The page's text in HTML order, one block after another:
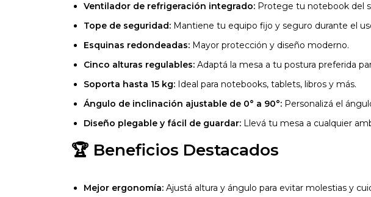
Ventilador de refrigeración integrado: Protege tu notebook del
Tope de seguridad: Mantiene tu equipo fijo y seguro durante el
Esquinas redondeadas: Mayor protección y diseño moderno.
Cinco alturas regulables: Adaptá la mesa a tu postura preferida
Soporta hasta 15 kg: Ideal para notebooks, tablets, libros y más.
Ángulo de inclinación ajustable de 0° a 90°: Personalizá el
Diseño plegable y fácil de guardar: Llevá tu mesa a cualquier
🏆 Beneficios Destacados
Mejor ergonomía: Ajustá altura y ángulo para evitar molestias y